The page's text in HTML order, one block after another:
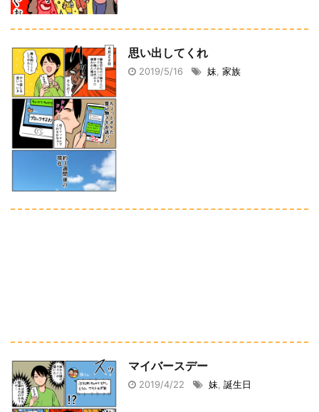
思い出してくれ
2019/5/16 妹 家族
マイバースデー
2019/4/22 妹 誕生日